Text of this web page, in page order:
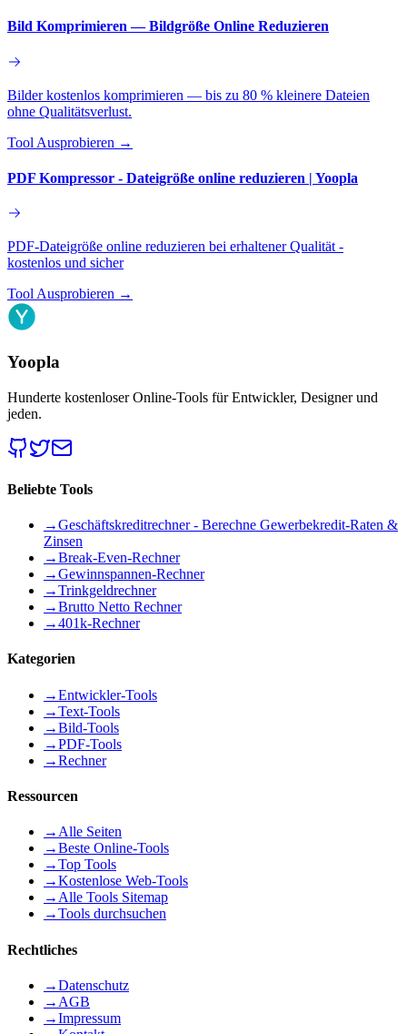
Bild Komprimieren — Bildgröße Online Reduzieren
Bilder kostenlos komprimieren — bis zu 80 % kleinere Dateien
ohne Qualitätsverlust.
Tool Ausprobieren →
PDF Kompressor - Dateigröße online reduzieren | Yoopla
PDF-Dateigröße online reduzieren bei erhaltener Qualität -
kostenlos und sicher
Tool Ausprobieren →
Yoopla
Hunderte kostenloser Online-Tools für Entwickler, Designer und
jeden.
Beliebte Tools
→Geschäftskreditrechner - Berechne Gewerbekredit-Raten &
Zinsen
→Break-Even-Rechner
→Gewinnspannen-Rechner
→Trinkgeldrechner
→Brutto Netto Rechner
→401k-Rechner
Kategorien
→Entwickler-Tools
→Text-Tools
→Bild-Tools
→PDF-Tools
→Rechner
Ressourcen
→ Alle Seiten
→Beste Online-Tools
→Top Tools
→Kostenlose Web-Tools
→ Alle Tools Sitemap
→Tools durchsuchen
Rechtliches
→Datenschutz
→ AGB
→Impressum